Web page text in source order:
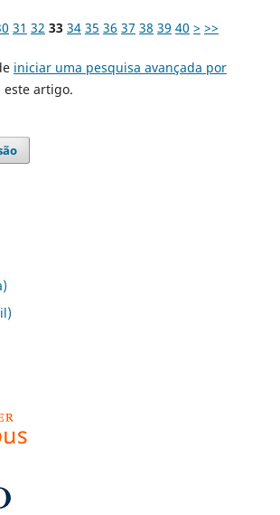
31 32 33 34 35 36 37 38 39 40 > >>
iniciar uma pesquisa avançada por
artigo.